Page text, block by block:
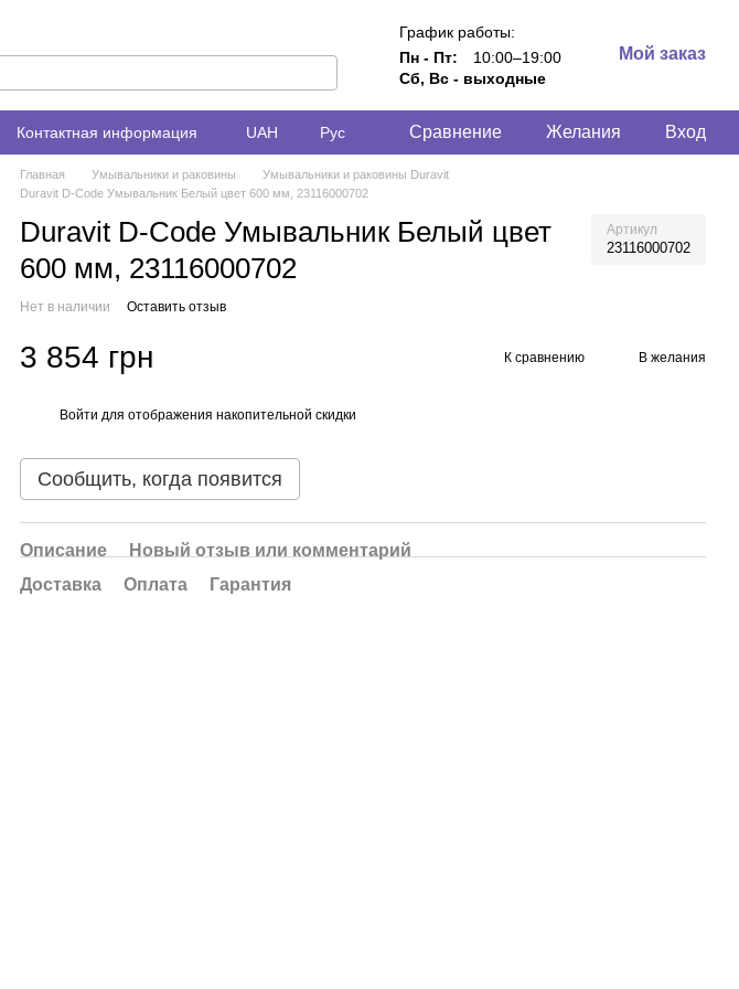
График работы:
Пн - Пт:
10:00–19:00
Сб, Вс - выходные
Мой заказ
Контактная информация UAH Рус Сравнение Желания Вход
Главная Умывальники и раковины
Умывальники и раковины Duravit
Duravit D-Code Умывальник Белый цвет 600 мм, 23116000702
Duravit D-Code Умывальник Белый цвет
600 мм, 23116000702
Артикул
23116000702
Нет в наличии Оставить отзыв
3 854 грн К сравнению В желания
Войти для отображения накопительной скидки
Сообщить, когда появится
Описание
Новый отзыв или комментарий
Доставка
Оплата Гарантия